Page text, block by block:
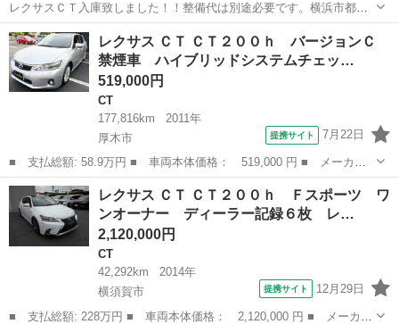
レクサスＣＴ入庫致しました！！整備代は別途必要です。横浜市都筑
区大熊町８２３に展示中！ 平成24年式のコンパクト・ハッチバック
で、走行距離は151,148kmとなっています。 白いボディが魅力の一つ
ですが、この車は修復歴...
神奈川 川崎市 鷺沼駅
レクサス ＣＴ ＣＴ２００ｈ バージョンＣ
禁煙車 ハイブリッドシステムチェッ…
519,000円
CT
177,816km
2011年
厚木市
提携サイト 7月22日
■ 支払総額: 58.9万円 ■ 車両本体価格： 519,000 円 ■ メーカー
名： レクサス ■ 車種名： ＣＴ ■ グレード名： ＣＴ２００
ｈ バージョンＣ 禁煙車 ハイブリッドシステムチェック済 純正
ナビ 地デジＴ...
神奈川 厚木市 CT
レクサス ＣＴ ＣＴ２００ｈ Ｆスポーツ ワ
ンオーナー ディーラー記録６枚 レ…
2,120,000円
CT
42,292km
2014年
横須賀市
提携サイト 12月29日
■ 支払総額: 228万円 ■ 車両本体価格： 2,120,000 円 ■ メーカー